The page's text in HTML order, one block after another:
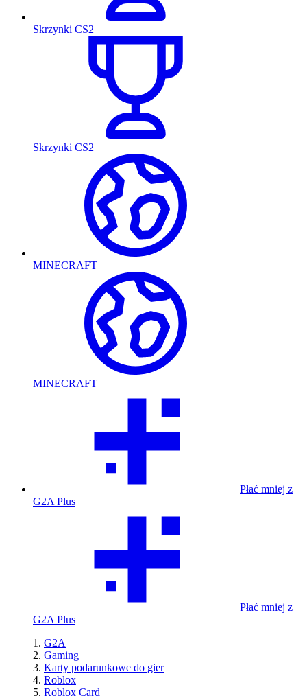
Skrzynki CS2
Skrzynki CS2
MINECRAFT
MINECRAFT
Płać mniej z
G2A Plus
Płać mniej z
G2A Plus
G2A
Gaming
Karty podarunkowe do gier
Roblox
Roblox Card